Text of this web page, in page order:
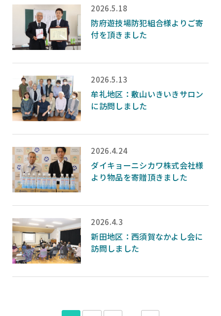
2026.5.18
防府遊技場防犯組合様よりご寄
付を頂きました
2026.5.13
牟礼地区：敷山いきいきサロン
に訪問しました
2026.4.24
ダイキョーニシカワ株式会社様
より物品を寄贈頂きました
2026.4.3
新田地区：西須賀なかよし会に
訪問しました